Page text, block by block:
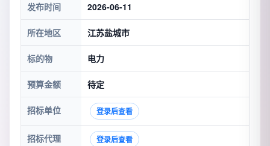
发布时间 2026-06-11
所在地区 江苏盐城市
标的物 电力
预算金额 待定
招标单位 登录后查看
招标代理 登录后查看